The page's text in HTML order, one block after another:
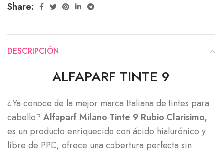
Share:
DESCRIPCIÓN
ALFAPARF TINTE 9
¿Ya conoce de la mejor marca Italiana de tintes para
cabello? Alfaparf Milano Tinte 9 Rubio Clarisimo,
es un producto enriquecido con ácido hialurónico y
libre de PPD, ofrece una cobertura perfecta sin